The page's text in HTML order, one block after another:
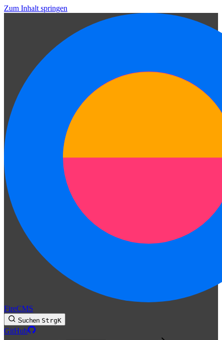
Zum Inhalt springen
FireCMS
Suchen StrgK
GitHub